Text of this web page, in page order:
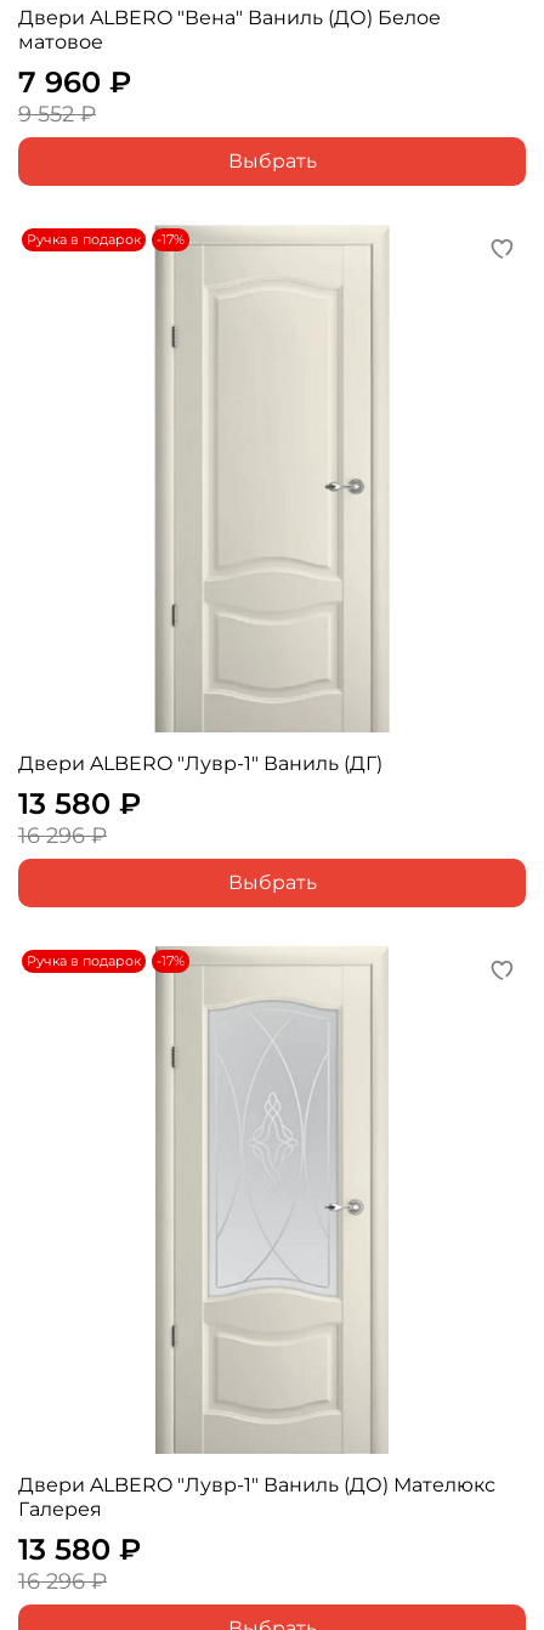
Двери ALBERO "Вена" Ваниль (ДО) Белое
матовое
7 960 ₽
9 552 ₽
Выбрать
Ручка в подарок -17%
Двери ALBERO "Лувр-1" Ваниль (ДГ)
13 580 ₽
16 296 ₽
Выбрать
Ручка в подарок -17%
Двери ALBERO "Лувр-1" Ваниль (ДО) Мателюкс
Галерея
13 580 ₽
16 296 ₽